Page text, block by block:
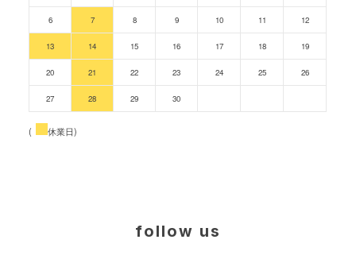
6 7 8 9 10 11 12
13 14 15 16 17 18 19
20 21 22 23 24 25 26
27 28 29 30
( 休業日)
follow us